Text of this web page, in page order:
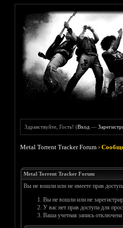
Здравствуйте, Гость! (Вход —
Metal Torrent Tracker Forum ›
Metal Torrent Tracker Forum
Вы не вошли или не имеете прав
Вы не вошли или не
У вас нет прав доступа для
Ваша учетная запись